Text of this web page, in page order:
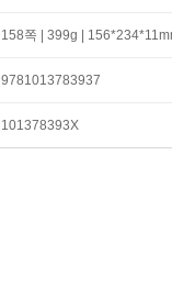
158쪽 | 399g |
9781013783937
101378393X